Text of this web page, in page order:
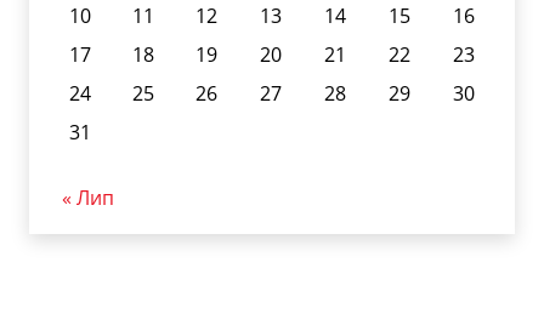
10
11 12 13 14 15
16
17
18 19 20 21 22
23
24
25 26 27 28 29
30
31
« Лип